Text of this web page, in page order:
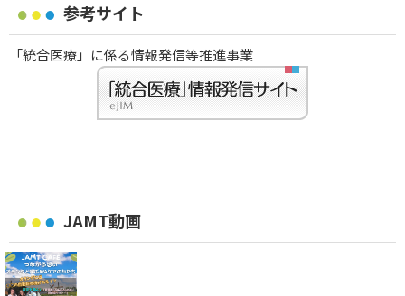
参考サイト
「統合医療」に係る情報発信等推進事業
JAMT動画